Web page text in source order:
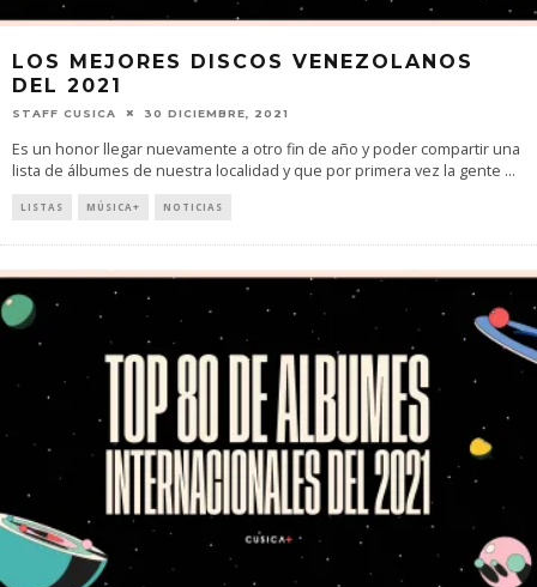
LOS MEJORES DISCOS VENEZOLANOS
DEL 2021
STAFF CUSICA 30 DICIEMBRE, 2021
Es un honor llegar nuevamente a otro fin de año y poder compartir una
lista de álbumes de nuestra localidad y que por primera vez la gente ...
LISTAS MÚSICA+ NOTICIAS